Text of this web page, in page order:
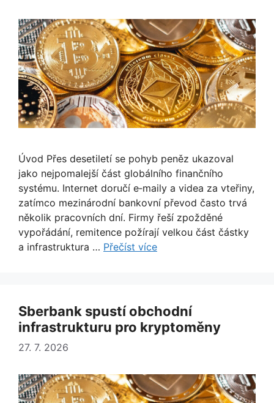
Úvod Přes desetiletí se pohyb peněz ukazoval
jako nejpomalejší část globálního finančního
systému. Internet doručí e‑maily a videa za vteřiny,
zatímco mezinárodní bankovní převod často trvá
několik pracovních dní. Firmy řeší zpožděné
vypořádání, remitence požírají velkou část částky
a infrastruktura … Přečíst více
Sberbank spustí obchodní
infrastrukturu pro kryptoměny
27. 7. 2026